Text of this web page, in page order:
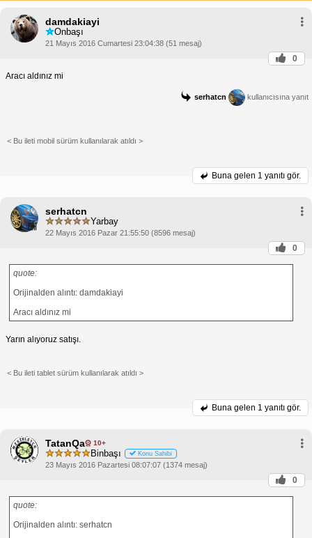
damdakiayi
Onbaşı
21 Mayıs 2016 Cumartesi 23:04:38 (51 mesaj)
0
Aracı aldınız mi
serhatcn kullanıcısına yanıt
< Bu ileti mobil sürüm kullanılarak atıldı >
Buna gelen 1 yanıtı gör.
serhatcn
Yarbay
22 Mayıs 2016 Pazar 21:55:50 (8596 mesaj)
0
quote:
Orijinalden alıntı: damdakiayi
Aracı aldınız mi
Yarın alıyoruz satışı.
< Bu ileti tablet sürüm kullanılarak atıldı >
Buna gelen 1 yanıtı gör.
TatanQa 10+
Binbaşı Konu Sahibi
23 Mayıs 2016 Pazartesi 08:07:07 (1374 mesaj)
0
quote:
Orijinalden alıntı: serhatcn